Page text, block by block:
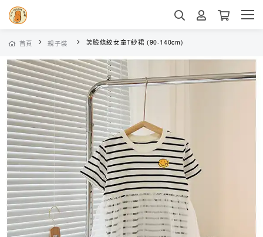
首頁 親子裝 笑臉條紋女童T紗裙 (90-140cm)